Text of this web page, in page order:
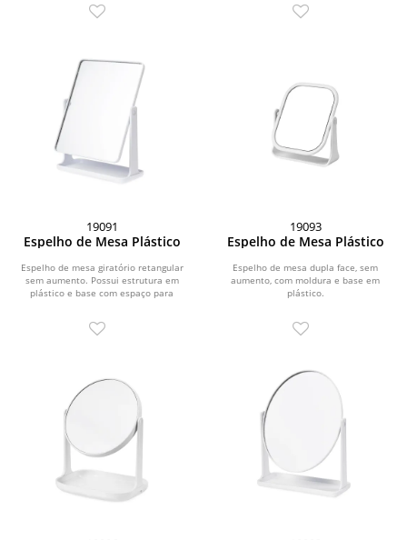
19091
Espelho de Mesa Plástico
Espelho de mesa giratório retangular
sem aumento. Possui estrutura em
plástico e base com espaço para
19093
Espelho de Mesa Plástico
Espelho de mesa dupla face, sem
aumento, com moldura e base em
plástico.